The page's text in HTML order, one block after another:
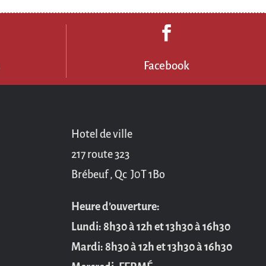

Facebook
Hotel de ville
217 route 323
Brébeuf , Qc J0T 1Bo
Heure d’ouverture:
Lundi: 8h30 à 12h et 13h30 à 16h30
Mardi: 8h30 à 12h et 13h30 à 16h30